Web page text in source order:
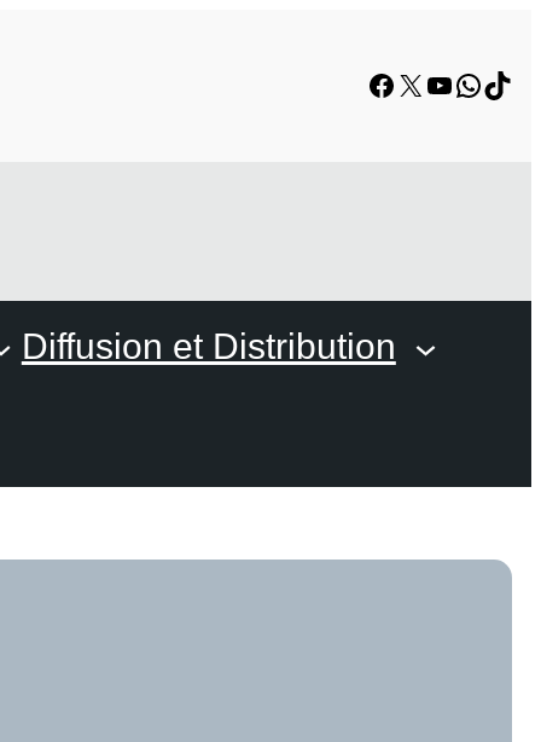
Facebook
X YouTube
Diffusion et Distribution